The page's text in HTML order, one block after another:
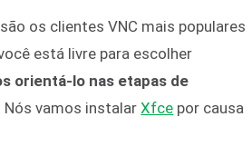
os clientes VNC mais populares
está livre para escolher
orientá-lo nas etapas de
. Nós vamos instalarXfce por causa